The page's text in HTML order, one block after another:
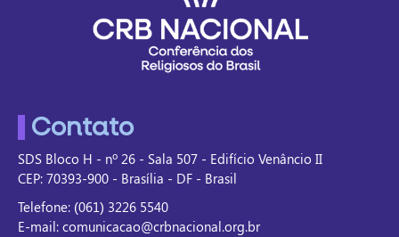
Contato
SDS Bloco H - nº 26 - Sala 507 - Edifício Venâncio II
CEP: 70393-900 - Brasília - DF - Brasil
Telefone: (061) 3226 5540
E-mail: comunicacao@crbnacional.org.br